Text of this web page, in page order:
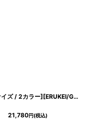
[ XS-Lサイズ / 2カラー][ERUKEI/GINZA COUTURE]グレー・ワインレッド・ラメ・シンプル・ブローチ・ベルト・ノースリーブ・Aライン・ミディアムドレス・ワンピース[送料無料]
21,780円(税込)